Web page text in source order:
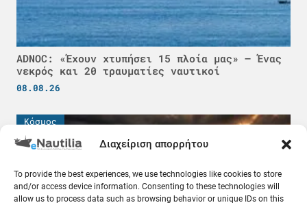
Διαχείριση απορρήτου
To provide the best experiences, we use technologies like cookies to store
and/or access device information. Consenting to these technologies will
allow us to process data such as browsing behavior or unique IDs on this
ADNOC: «Έχουν χτυπήσει 15 πλοία μας» – Ένας
νεκρός και 20 τραυματίες ναυτικοί
08.08.26
Κόσμος